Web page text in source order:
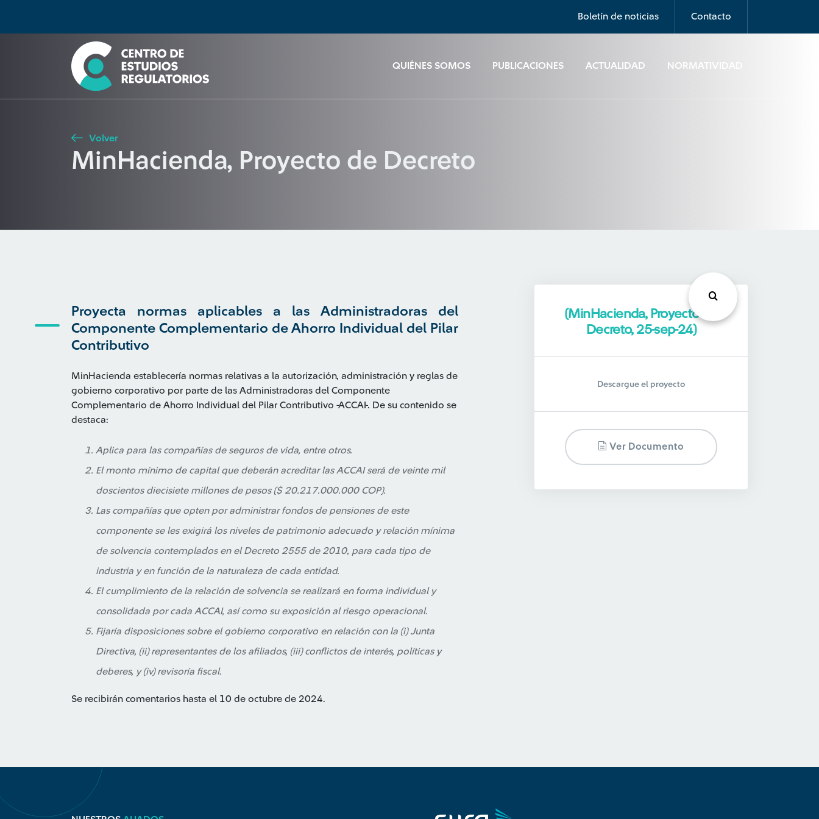
Boletín de noticias Contacto
QUIÉNES SOMOS PUBLICACIONES ACTUALIDAD NORMATIVIDAD
Seleccione país
Buscar
Volver
MinHacienda, Proyecto de Decreto
Proyecta normas aplicables a las Administradoras del
Componente Complementario de Ahorro Individual del Pilar
Contributivo
MinHacienda establecería normas relativas a la autorización, administración y reglas de
gobierno corporativo por parte de las Administradoras del Componente
Complementario de Ahorro Individual del Pilar Contributivo -ACCAI-. De su contenido se
destaca:
Aplica para las compañías de seguros de vida, entre otros.
El monto mínimo de capital que deberán acreditar las ACCAI será de veinte mil
doscientos diecisiete millones de pesos ($ 20.217.000.000 COP).
Las compañías que opten por administrar fondos de pensiones de este
componente se les exigirá los niveles de patrimonio adecuado y relación mínima
de solvencia contemplados en el Decreto 2555 de 2010, para cada tipo de
industria y en función de la naturaleza de cada entidad.
El cumplimiento de la relación de solvencia se realizará en forma individual y
consolidada por cada ACCAI, así como su exposición al riesgo operacional.
Fijaría disposiciones sobre el gobierno corporativo en relación con la (i) Junta
Directiva, (ii) representantes de los afiliados, (iii) conflictos de interés, políticas y
deberes, y (iv) revisoría fiscal.
Se recibirán comentarios hasta el 10 de octubre de 2024.
(MinHacienda, Proyecto de
Decreto, 25-sep-24)
Descargue el proyecto
Ver Documento